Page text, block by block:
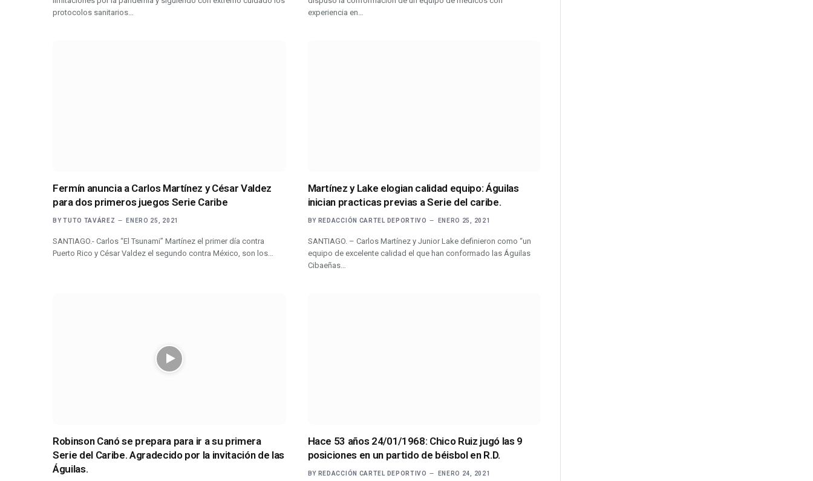
protocolos sanitarios…
experiencia en…
Fermín anuncia a Carlos Martínez y César Valdez
para dos primeros juegos Serie Caribe
BY TUTO TAVÁREZ ENERO 25, 2021
SANTIAGO.- Carlos “El Tsunami” Martínez el primer día contra
Puerto Rico y César Valdez el segundo contra México, son los…
Martínez y Lake elogian calidad equipo: Águilas
inician practicas previas a Serie del caribe.
BY REDACCIÓN CARTEL DEPORTIVO ENERO 25, 2021
SANTIAGO. – Carlos Martínez y Junior Lake definieron como “un
equipo de excelente calidad el que han conformado las Águilas
Cibaeñas…
Robinson Canó se prepara para ir a su primera
Serie del Caribe. Agradecido por la invitación de las
Águilas.
Hace 53 años 24/01/1968: Chico Ruiz jugó las 9
posiciones en un partido de béisbol en R.D.
BY REDACCIÓN CARTEL DEPORTIVO ENERO 24, 2021